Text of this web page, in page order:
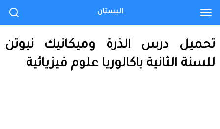
تحميل درس الذرة وميكانيك نيوتن
للسنة الثانية باكالوريا علوم فيزيائية
البستان